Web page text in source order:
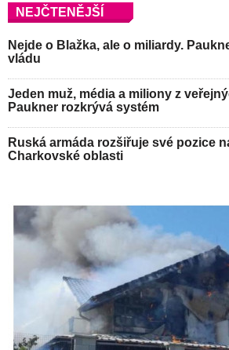
NEJČTENĚJŠÍ
Nejde o Blažka, ale o miliardy.
vládu
Jeden muž, média a miliony z
Paukner rozkrývá systém
Ruská armáda rozšiřuje své pozice
Charkovské oblasti